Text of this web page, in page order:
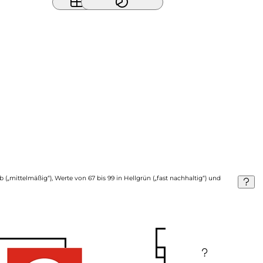
Werte von 67 bis 99 in Hellgrün („fast nachhaltig“) und